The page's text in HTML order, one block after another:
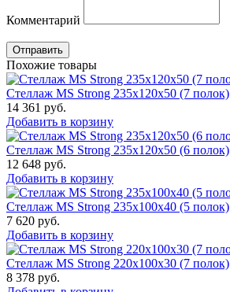
Комментарий
Отправить
Похожие товары
Стеллаж MS Strong 235x120x50 (7 полок)
14 361 руб.
Добавить в корзину
Стеллаж MS Strong 235x120x50 (6 полок)
12 648 руб.
Добавить в корзину
Стеллаж MS Strong 235x100x40 (5 полок)
7 620 руб.
Добавить в корзину
Стеллаж MS Strong 220x100x30 (7 полок)
8 378 руб.